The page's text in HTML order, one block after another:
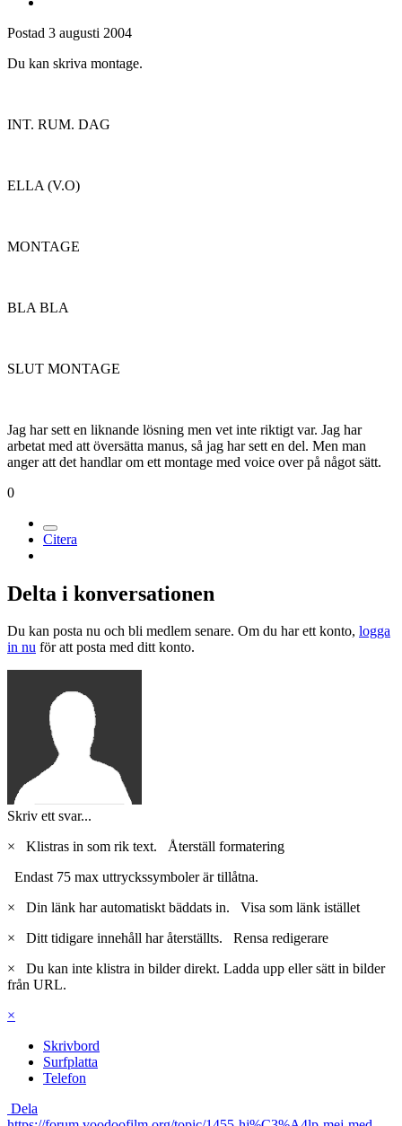
Postad 3 augusti 2004
Du kan skriva montage.
INT. RUM. DAG
ELLA (V.O)
MONTAGE
BLA BLA
SLUT MONTAGE
Jag har sett en liknande lösning men vet inte riktigt var. Jag har
arbetat med att översätta manus, så jag har sett en del. Men man
anger att det handlar om ett montage med voice over på något sätt.
0
Citera
Delta i konversationen
Du kan posta nu och bli medlem senare. Om du har ett konto, logga
in nu för att posta med ditt konto.
Skriv ett svar...
×
Klistras in som rik text. Återställ formatering
Endast 75 max uttryckssymboler är tillåtna.
×
Din länk har automatiskt bäddats in. Visa som länk istället
×
Ditt tidigare innehåll har återställts. Rensa redigerare
×
Du kan inte klistra in bilder direkt. Ladda upp eller sätt in bilder
från URL.
×
Skrivbord
Surfplatta
Telefon
Dela